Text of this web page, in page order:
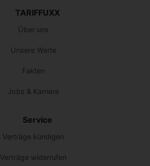
TARIFFUXX
Über uns
Unsere Werte
Fakten
Jobs & Karriere
Service
Verträge kündigen
Verträge widerrufen